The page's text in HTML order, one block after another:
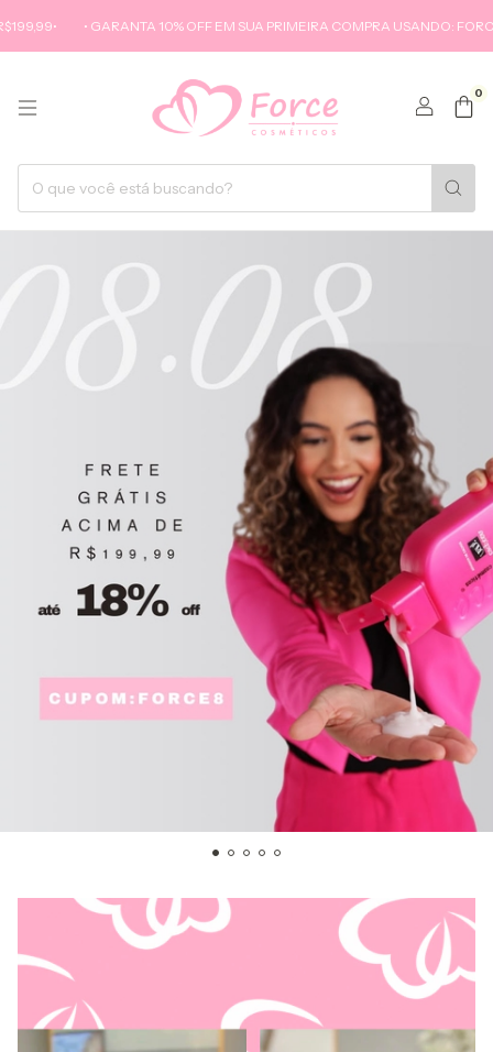
• GARANTA 10% OFF EM SUA PRIMEIRA COMPRA USANDO: FORCECLUB
0